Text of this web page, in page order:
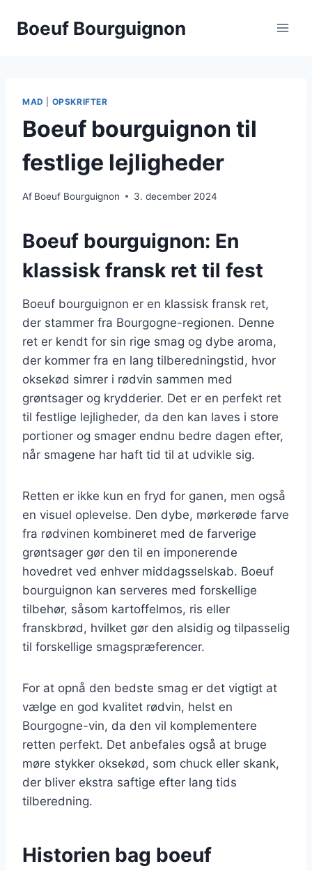
Boeuf Bourguignon
MAD OPSKRIFTER
Boeuf bourguignon til
festlige lejligheder
Af Boeuf Bourguignon 3. december 2024
Boeuf bourguignon: En
klassisk fransk ret til fest
Boeuf bourguignon er en klassisk fransk ret,
der stammer fra Bourgogne-regionen. Denne
ret er kendt for sin rige smag og dybe aroma,
der kommer fra en lang tilberedningstid, hvor
oksekød simrer i rødvin sammen med
grøntsager og krydderier. Det er en perfekt ret
til festlige lejligheder, da den kan laves i store
portioner og smager endnu bedre dagen efter,
når smagene har haft tid til at udvikle sig.
Retten er ikke kun en fryd for ganen, men også
en visuel oplevelse. Den dybe, mørkerøde farve
fra rødvinen kombineret med de farverige
grøntsager gør den til en imponerende
hovedret ved enhver middagsselskab. Boeuf
bourguignon kan serveres med forskellige
tilbehør, såsom kartoffelmos, ris eller
franskbrød, hvilket gør den alsidig og tilpasselig
til forskellige smagspræferencer.
For at opnå den bedste smag er det vigtigt at
vælge en god kvalitet rødvin, helst en
Bourgogne-vin, da den vil komplementere
retten perfekt. Det anbefales også at bruge
møre stykker oksekød, som chuck eller skank,
der bliver ekstra saftige efter lang tids
tilberedning.
Historien bag boeuf